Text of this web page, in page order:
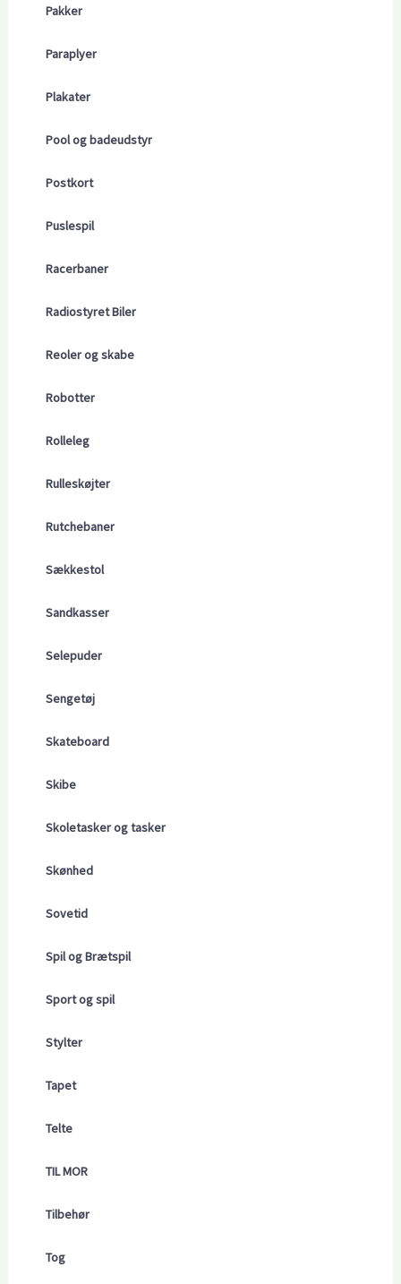
Pakker
Paraplyer
Plakater
Pool og badeudstyr
Postkort
Puslespil
Racerbaner
Radiostyret Biler
Reoler og skabe
Robotter
Rolleleg
Rulleskøjter
Rutchebaner
Sækkestol
Sandkasser
Selepuder
Sengetøj
Skateboard
Skibe
Skoletasker og tasker
Skønhed
Sovetid
Spil og Brætspil
Sport og spil
Stylter
Tapet
Telte
TIL MOR
Tilbehør
Tog